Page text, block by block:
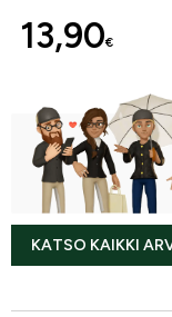
13,90€
KATSO KAIKKI